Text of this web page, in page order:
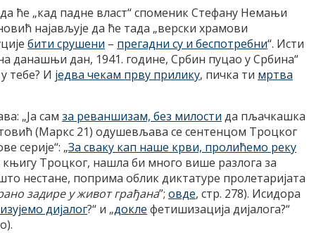
ће „кад падне власт“ споменик Стефану Немањи
најављује да ће тада „верски храмови
бити срушени – прегадни су и беспотребни“. Исти
данашњи дан, 1941. године, Србин пуцао у Србина“
тебе? И једва чекам прву прилику, пичка ти мртва
„Ја сам за реваншизам, без милости да пљачкашка
(Маркс 21) одушевљава се сентенцом Троцког
серије“: „За сваку кап наше крви, пролићемо реку
књигу Троцког, нашла би много више разлога за
нестане, поприма облик диктатуре пролетаријата
задире у живот грађана”; овде, стр. 278). Исидора
дијалог?“ и „докле фетишизација дијалога?“